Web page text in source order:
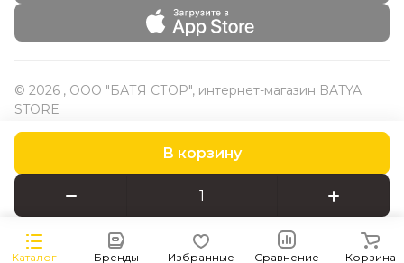
В корзину
Каталог Бренды Избранные Сравнение Корзина
© 2026 , ООО "БАТЯ СТОР", интернет-магазин BATYA
STORE
Конфиденциальность Оферта